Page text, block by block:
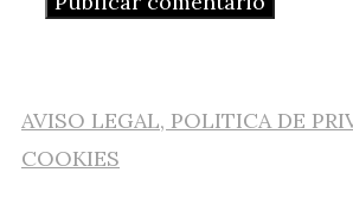
AVISO LEGAL, POLITICA DE
COOKIES